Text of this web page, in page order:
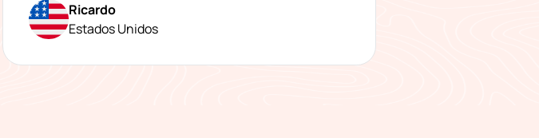
Ricardo
Estados Unidos